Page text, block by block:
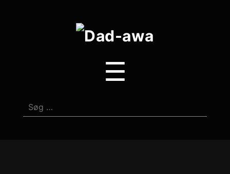
Dad-
awa☰
Søg
efter: